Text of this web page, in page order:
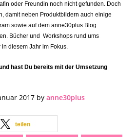
oder Freundin noch nicht gefunden. Doch
damit neben Produktbildern auch einige
sowie auf dem anne30plus Blog
Bücher und Workshops rund ums
diesem Jahr im Fokus.
hast Du bereits mit der Umsetzung
2017 by anne30plus
teilen